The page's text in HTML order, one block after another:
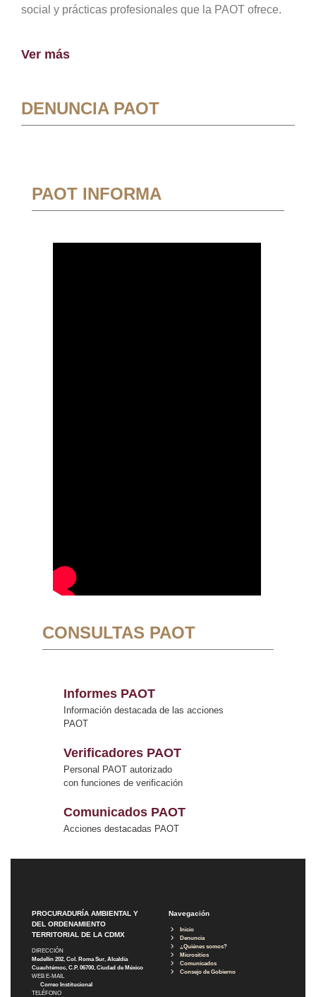
social y prácticas profesionales que la PAOT ofrece.
Ver más
DENUNCIA PAOT
PAOT INFORMA
CONSULTAS PAOT
Informes PAOT
Información destacada de las acciones
PAOT
Verificadores PAOT
Personal PAOT autorizado
con funciones de verificación
Comunicados PAOT
Acciones destacadas PAOT
PROCURADURÍA AMBIENTAL Y
DEL ORDENAMIENTO
TERRITORIAL DE LA CDMX
DIRECCIÓN
Medellín 202, Col. Roma Sur, Alcaldía
Cuauhtémoc, C.P. 06700, Ciudad de México
WEB E-MAIL
Correo Institucional
TELÉFONO
Navegación
Inicio
Denuncia
¿Quiénes somos?
Micrositios
Comunicados
Consejo de Gobierno